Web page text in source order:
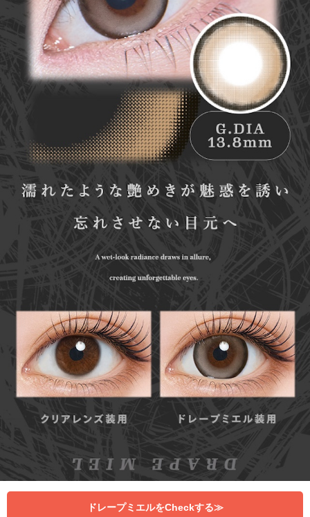
ドレープミエルをCheckする≫